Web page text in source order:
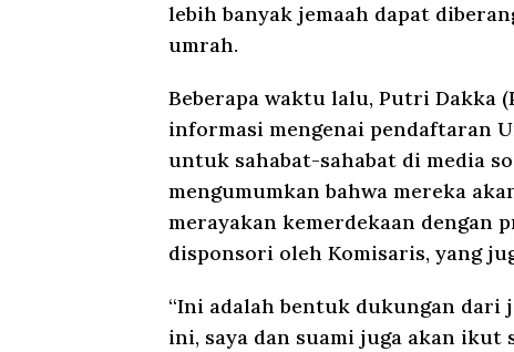
lebih banyak jemaah dapat
umrah.
Beberapa waktu lalu, Putri Dakka
informasi mengenai pendaftaran
untuk sahabat-sahabat di media
mengumumkan bahwa mereka
merayakan kemerdekaan dengan
disponsori oleh Komisaris, yang
“Ini adalah bentuk dukungan dari
ini, saya dan suami juga akan ikut